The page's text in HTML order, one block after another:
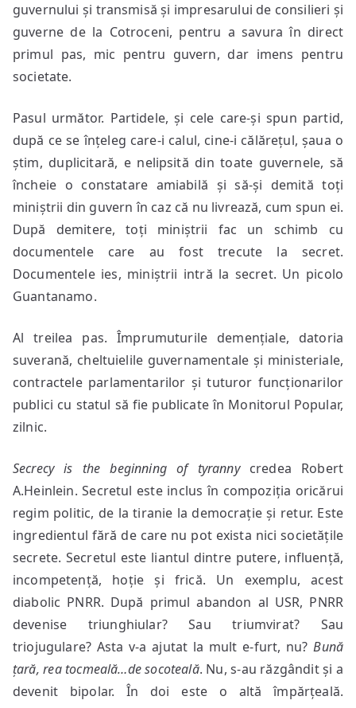
guvernului și transmisă și impresarului de consilieri și
guverne de la Cotroceni, pentru a savura în direct
primul pas, mic pentru guvern, dar imens pentru
societate.
Pasul următor. Partidele, și cele care-și spun partid,
după ce se înțeleg care-i calul, cine-i călărețul, șaua o
știm, duplicitară, e nelipsită din toate guvernele, să
încheie o constatare amiabilă și să-și demită toți
miniștrii din guvern în caz că nu livrează, cum spun ei.
După demitere, toți miniștrii fac un schimb cu
documentele care au fost trecute la secret.
Documentele ies, miniștrii intră la secret. Un picolo
Guantanamo.
Al treilea pas. Împrumuturile demențiale, datoria
suverană, cheltuielile guvernamentale și ministeriale,
contractele parlamentarilor și tuturor funcționarilor
publici cu statul să fie publicate în Monitorul Popular,
zilnic.
Secrecy is the beginning of tyrannycredea Robert
A.Heinlein. Secretul este inclus în compoziția oricărui
regim politic, de la tiranie la democrație și retur. Este
ingredientul fără de care nu pot exista nici societățile
secrete. Secretul este liantul dintre putere, influență,
incompetență, hoție și frică. Un exemplu, acest
diabolic PNRR. După primul abandon al USR, PNRR
devenise triunghiular? Sau triumvirat? Sau
triojugulare? Asta v-a ajutat la mult e-furt, nu?Bună
țară, rea tocmeală…de socoteală. Nu, s-au răzgândit și a
devenit bipolar. În doi este o altă împărțeală.